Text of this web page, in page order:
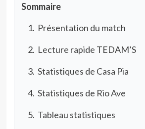
Sommaire
Présentation du match
Lecture rapide TEDAM’S
Statistiques de Casa Pia
Statistiques de Rio Ave
Tableau statistiques